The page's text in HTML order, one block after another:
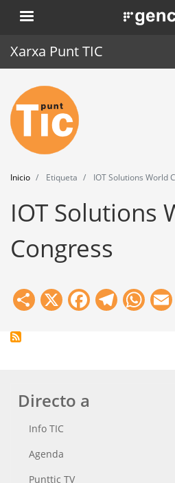
al
. Obre en
Xarxa Punt TIC
Inicio
Punt TIC
Actualidad
Agenda
Formación
Herramientas
Inicio Etiqueta IOT Solutions World
IOT Solutions
Congress
Share
X Facebook
Directo a
Info TIC
Agenda
Punttic TV